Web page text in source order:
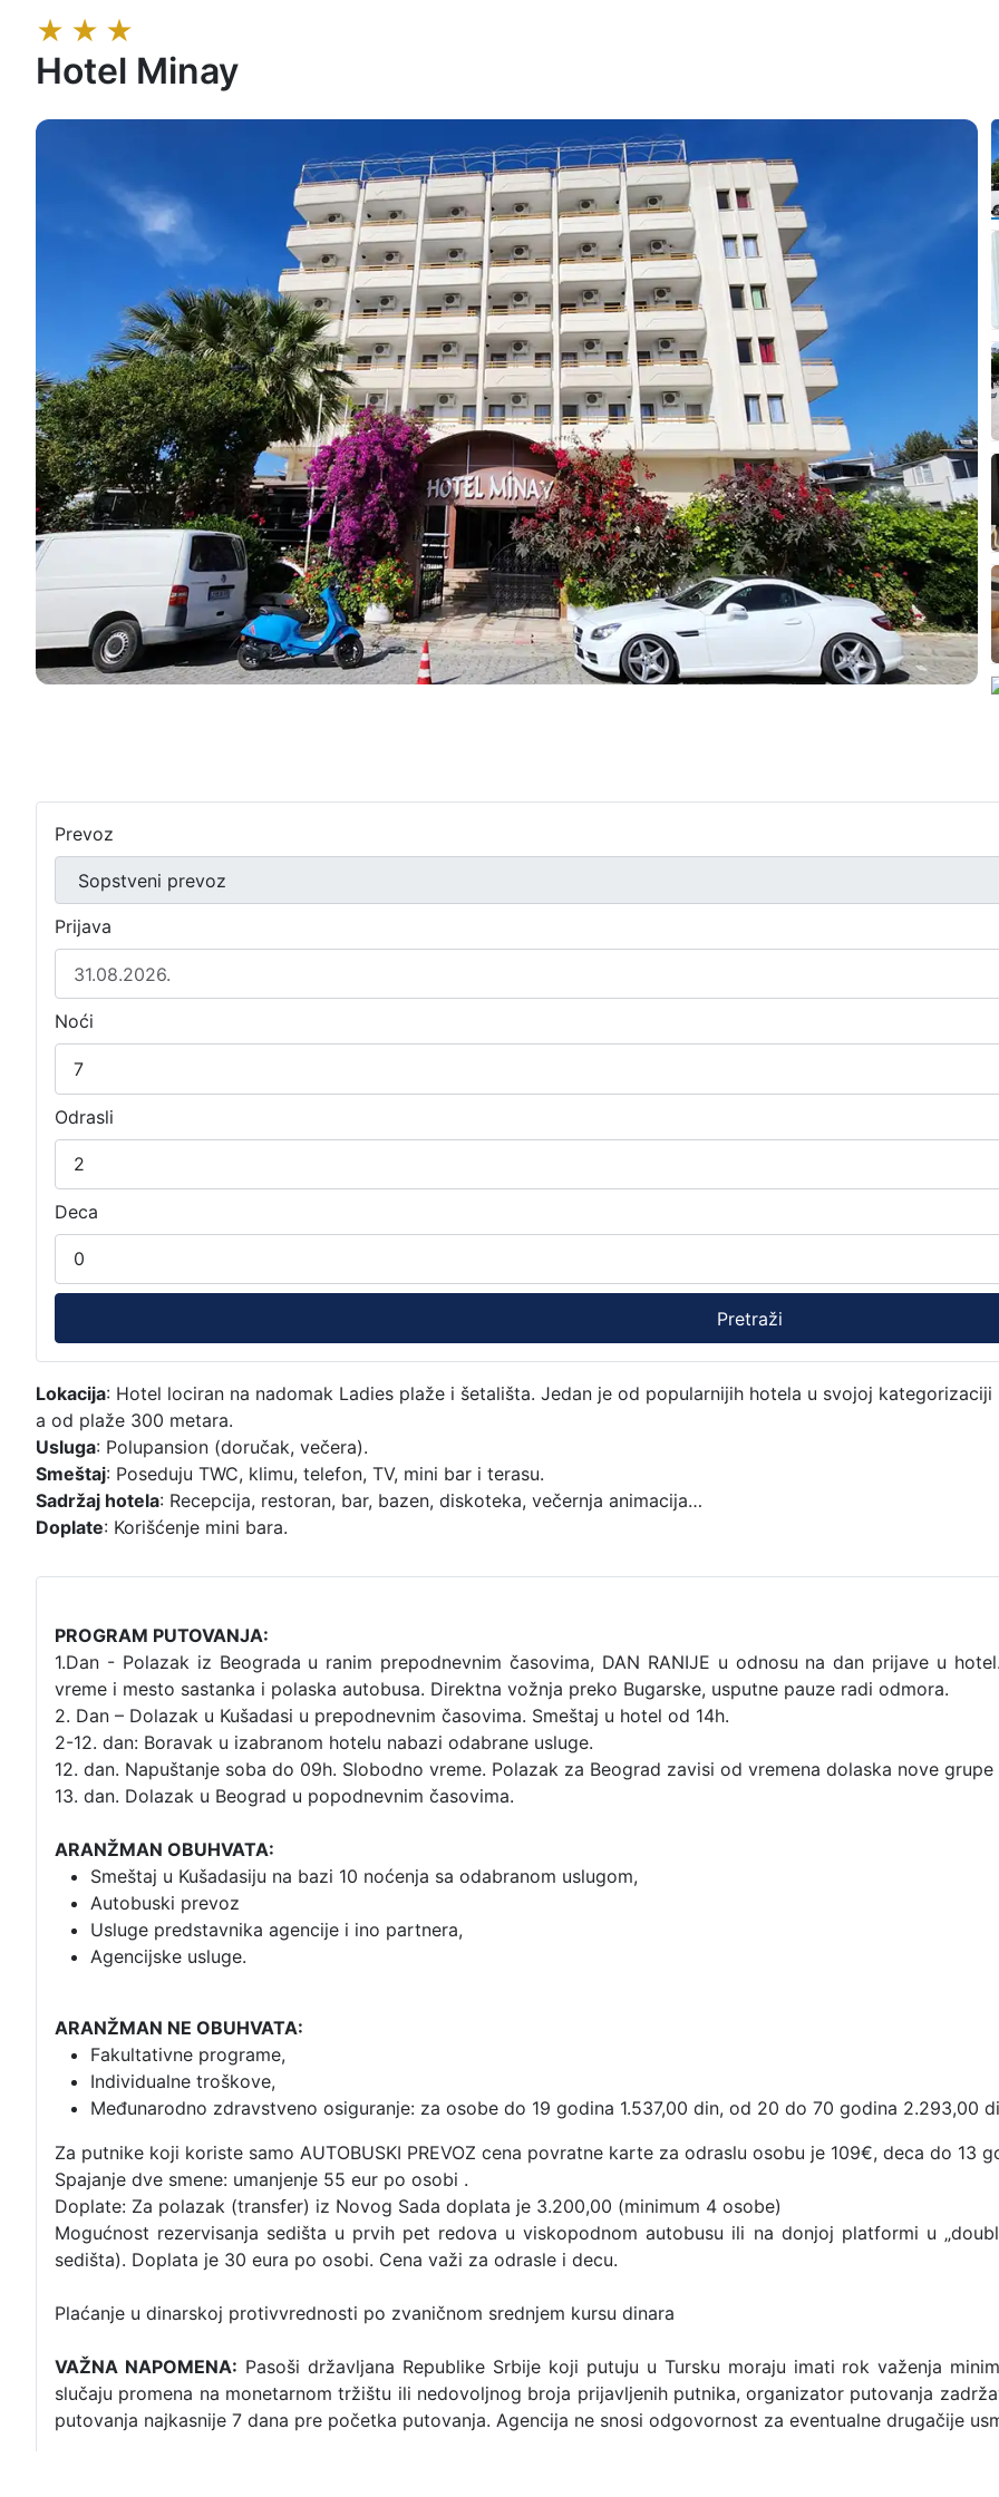
★ ★ ★
Hotel Minay
Prevoz
Prijava
Noći
Odrasli
Deca
Pretraži
Lokacija: Hotel lociran na nadomak Ladies plaže i šetališta. Jedan je od popularnijih hotela u svojoj
a od plaže 300 metara.
Usluga: Polupansion (doručak, večera).
Smeštaj: Poseduju TWC, klimu, telefon, TV, mini bar i terasu.
Sadržaj hotela: Recepcija, restoran, bar, bazen, diskoteka, večernja animacija…
Doplate: Korišćenje mini bara.
PROGRAM PUTOVANJA:
1.Dan - Polazak iz Beograda u ranim prepodnevnim časovima, DAN RANIJE u odnosu na dan prijave u
vreme i mesto sastanka i polaska autobusa. Direktna vožnja preko Bugarske, usputne pauze radi odmora.
2. Dan – Dolazak u Kušadasi u prepodnevnim časovima. Smeštaj u hotel od 14h.
2-12. dan: Boravak u izabranom hotelu nabazi odabrane usluge.
12. dan. Napuštanje soba do 09h. Slobodno vreme. Polazak za Beograd zavisi od vremena dolaska nove
13. dan. Dolazak u Beograd u popodnevnim časovima.
ARANŽMAN OBUHVATA:
Smeštaj u Kušadasiju na bazi 10 noćenja sa odabranom uslugom,
Autobuski prevoz
Usluge predstavnika agencije i ino partnera,
Agencijske usluge.
ARANŽMAN NE OBUHVATA:
Fakultativne programe,
Individualne troškove,
Međunarodno zdravstveno osiguranje: za osobe do 19 godina 1.537,00 din, od 20 do 70 godina 2.293,00
Za putnike koji koriste samo AUTOBUSKI PREVOZ cena povratne karte za odraslu osobu je 109€, deca do 13
Spajanje dve smene: umanjenje 55 eur po osobi .
Doplate: Za polazak (transfer) iz Novog Sada doplata je 3.200,00 (minimum 4 osobe)
Mogućnost rezervisanja sedišta u prvih pet redova u viskopodnom autobusu ili na donjoj platformi u
sedišta). Doplata je 30 eura po osobi. Cena važi za odrasle i decu.
Plaćanje u dinarskoj protivvrednosti po zvaničnom srednjem kursu dinara
VAŽNA NAPOMENA: Pasoši državljana Republike Srbije koji putuju u Tursku moraju imati rok važenja
slučaju promena na monetarnom tržištu ili nedovoljnog broja prijavljenih putnika, organizator putovanja
putovanja najkasnije 7 dana pre početka putovanja. Agencija ne snosi odgovornost za eventualne drugačije